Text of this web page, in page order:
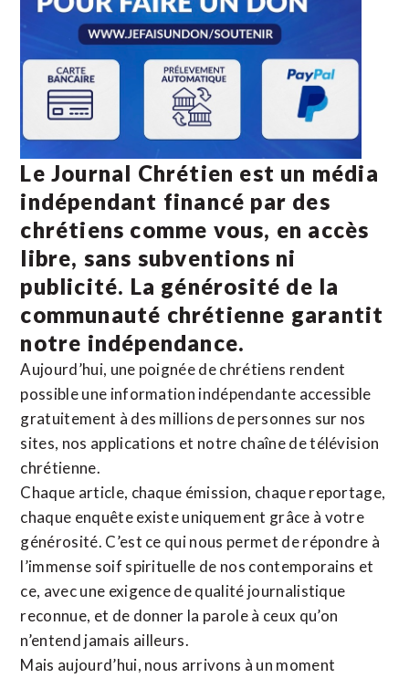
Le Journal Chrétien est un média
indépendant financé par des
chrétiens comme vous, en accès
libre, sans subventions ni
publicité. La générosité de la
communauté chrétienne garantit
notre indépendance.
Aujourd’hui, une poignée de chrétiens rendent
possible une information indépendante accessible
gratuitement à des millions de personnes sur nos
sites, nos applications et notre chaîne de télévision
chrétienne.
Chaque article, chaque émission, chaque reportage,
chaque enquête existe uniquement grâce à votre
générosité. C’est ce qui nous permet de répondre à
l’immense soif spirituelle de nos contemporains et
ce, avec une exigence de qualité journalistique
reconnue, et de donner la parole à ceux qu’on
n’entend jamais ailleurs.
Mais aujourd’hui, nous arrivons à un moment